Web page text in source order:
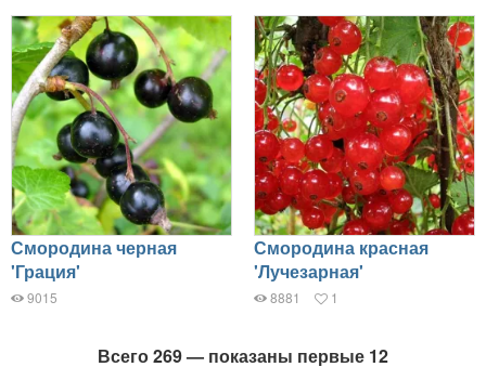
Смородина черная
'Грация'
9015
Смородина красная
'Лучезарная'
8881 1
Всего 269 — показаны первые 12